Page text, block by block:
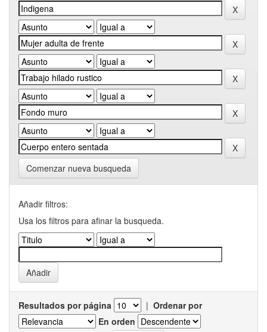
Comenzar nueva busqueda
Añadir filtros:
Usa los filtros para afinar la busqueda.
Resultados por página | Ordenar por
En orden